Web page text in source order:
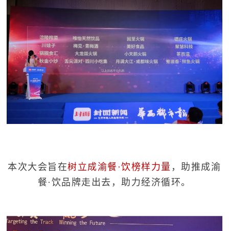
本次大会旨在树立成渝餐·饮榜样力量 ，助推成渝
餐·饮品牌走出去，助力经济循环。